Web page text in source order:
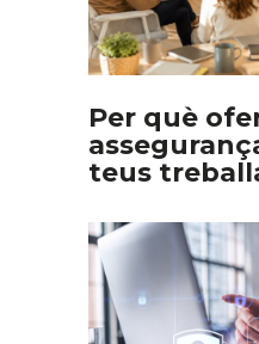
Per què
teus